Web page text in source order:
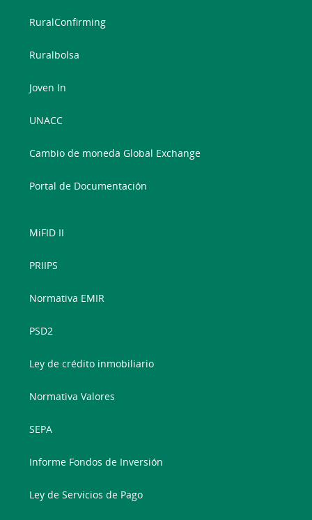
RuralConfirming
Ruralbolsa
Joven In
UNACC
Cambio de moneda Global Exchange
Portal de Documentación
MiFID II
PRIIPS
Normativa EMIR
PSD2
Ley de crédito inmobiliario
Normativa Valores
SEPA
Informe Fondos de Inversión
Ley de Servicios de Pago